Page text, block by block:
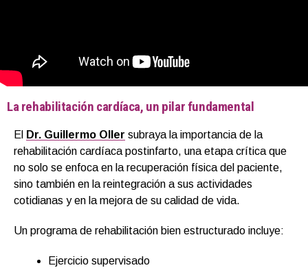
La rehabilitación cardíaca, un pilar fundamental
El Dr. Guillermo Oller subraya la importancia de la
rehabilitación cardíaca postinfarto, una etapa crítica que
no solo se enfoca en la recuperación física del paciente,
sino también en la reintegración a sus actividades
cotidianas y en la mejora de su calidad de vida.
Un programa de rehabilitación bien estructurado incluye:
Ejercicio supervisado